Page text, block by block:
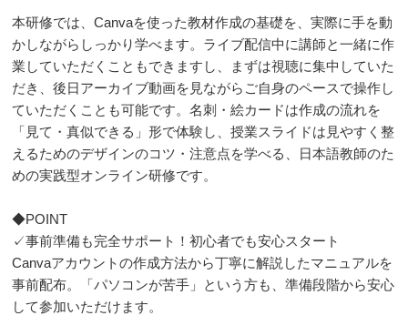
本研修では、Canvaを使った教材作成の基礎を、実際に手を動
かしながらしっかり学べます。ライブ配信中に講師と一緒に作
業していただくこともできますし、まずは視聴に集中していた
だき、後日アーカイブ動画を見ながらご自身のペースで操作し
ていただくことも可能です。名刺・絵カードは作成の流れを
「見て・真似できる」形で体験し、授業スライドは見やすく整
えるためのデザインのコツ・注意点を学べる、日本語教師のた
めの実践型オンライン研修です。
◆POINT
✓事前準備も完全サポート！初心者でも安心スタート
Canvaアカウントの作成方法から丁寧に解説したマニュアルを
事前配布。「パソコンが苦手」という方も、準備段階から安心
して参加いただけます。